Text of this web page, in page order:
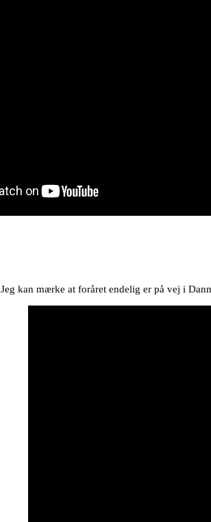
Jeg kan mærke at foråret endelig er på vej i